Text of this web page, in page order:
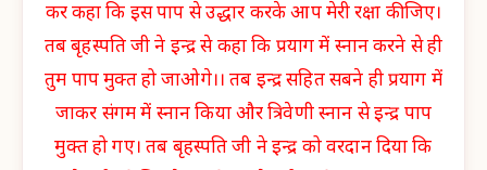
कर कहा कि इस पाप से उद्धार करके आप मेरी रक्षा कीजिए।
तब बृहस्पति जी ने इन्द्र से कहा कि प्रयाग में स्नान करने से ही
तुम पाप मुक्त हो जाओगे।। तब इन्द्र सहित सबने ही प्रयाग में
जाकर संगम में स्नान किया और त्रिवेणी स्नान से इन्द्र पाप
मुक्त हो गए। तब बृहस्पति जी ने इन्द्र को वरदान दिया कि